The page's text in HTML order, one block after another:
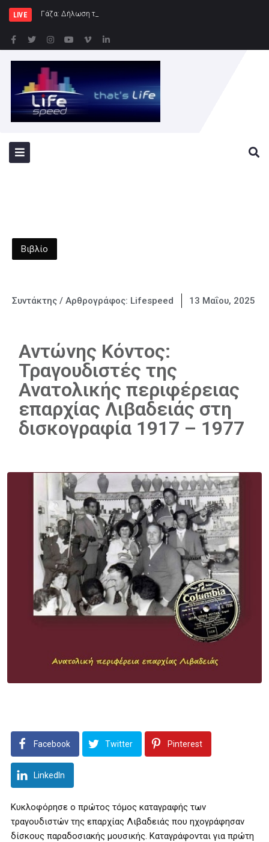
LIVE Γάζα: Δήλωση της Ύπατης Εκπροσώπου εξ
Βιβλίο
Συντάκτης / Αρθρογράφος: Lifespeed 13 Μαΐου, 2025
Αντώνης Κόντος:
Τραγουδιστές της
Ανατολικής περιφέρειας
επαρχίας Λιβαδειάς στη
δισκογραφία 1917 – 1977
Facebook Twitter Pinterest
LinkedIn
Κυκλοφόρησε ο πρώτος τόμος καταγραφής των
τραγουδιστών της επαρχίας Λιβαδειάς που ηχογράφησαν
δίσκους παραδοσιακής μουσικής. Καταγράφονται για πρώτη